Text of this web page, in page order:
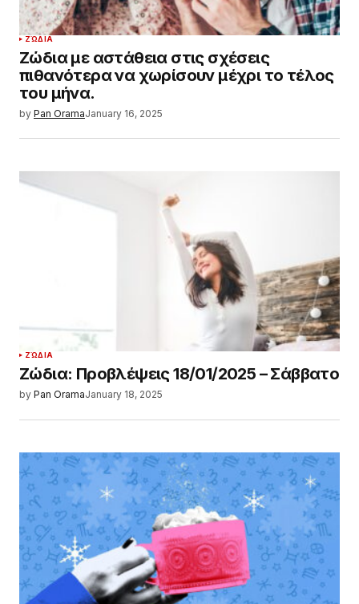
ΖΏΔΙΑ
Ζώδια με αστάθεια στις σχέσεις
πιθανότερα να χωρίσουν μέχρι το τέλος
του μήνα.
by Pan OramaJanuary 16, 2025
ΖΏΔΙΑ
Ζώδια: Προβλέψεις 18/01/2025 – Σάββατο
by Pan OramaJanuary 18, 2025